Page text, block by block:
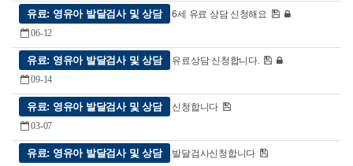
유료: 영유아 발달검사 및 상담
6세 유료 상담 신청해요
06-12
유료: 영유아 발달검사 및 상담
유료상담 신청합니다.
09-14
유료: 영유아 발달검사 및 상담
신청합니다
03-07
유료: 영유아 발달검사 및 상담
발달검사신청합니다